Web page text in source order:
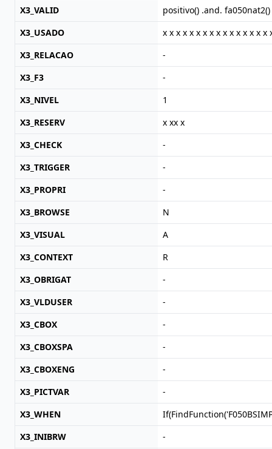
X3_VALID
positivo() .and. fa050nat2()
X3_USADO
x x x x x x x x x x x x x x x x
X3_RELACAO
-
X3_F3
-
X3_NIVEL
1
X3_RESERV
x xx x
X3_CHECK
-
X3_TRIGGER
-
X3_PROPRI
-
X3_BROWSE
N
X3_VISUAL
A
X3_CONTEXT
R
X3_OBRIGAT
-
X3_VLDUSER
-
X3_CBOX
-
X3_CBOXSPA
-
X3_CBOXENG
-
X3_PICTVAR
-
X3_WHEN
X3_INIBRW
-